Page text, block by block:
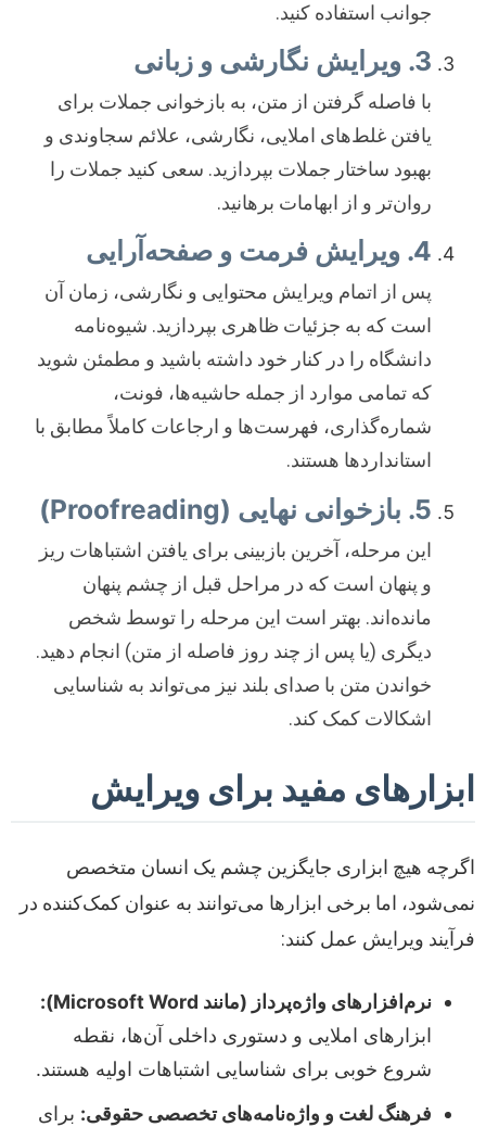
جوانب استفاده کنید.
3. ویرایش نگارشی و زبانی
با فاصله گرفتن از متن، به بازخوانی جملات برای
یافتن غلط‌های املایی، نگارشی، علائم سجاوندی و
بهبود ساختار جملات بپردازید. سعی کنید جملات را
روان‌تر و از ابهامات برهانید.
4. ویرایش فرمت و صفحه‌آرایی
پس از اتمام ویرایش محتوایی و نگارشی، زمان آن
است که به جزئیات ظاهری بپردازید. شیوه‌نامه
دانشگاه را در کنار خود داشته باشید و مطمئن شوید
که تمامی موارد از جمله حاشیه‌ها، فونت،
شماره‌گذاری، فهرست‌ها و ارجاعات کاملاً مطابق با
استانداردها هستند.
5. بازخوانی نهایی (Proofreading)
این مرحله، آخرین بازبینی برای یافتن اشتباهات ریز
و پنهان است که در مراحل قبل از چشم پنهان
مانده‌اند. بهتر است این مرحله را توسط شخص
دیگری (یا پس از چند روز فاصله از متن) انجام دهید.
خواندن متن با صدای بلند نیز می‌تواند به شناسایی
اشکالات کمک کند.
ابزارهای مفید برای ویرایش
اگرچه هیچ ابزاری جایگزین چشم یک انسان متخصص
نمی‌شود، اما برخی ابزارها می‌توانند به عنوان کمک‌کننده در
فرآیند ویرایش عمل کنند:
نرم‌افزارهای واژه‌پرداز (مانند Microsoft Word):
ابزارهای املایی و دستوری داخلی آن‌ها، نقطه
شروع خوبی برای شناسایی اشتباهات اولیه هستند.
فرهنگ لغت و واژه‌نامه‌های تخصصی حقوقی: برای